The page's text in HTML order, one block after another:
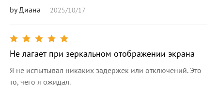
by Диана
2025/10/17
Не лагает при зеркальном отображении экрана
Я не испытывал никаких задержек или отключений. Это
то, чего я ожидал.